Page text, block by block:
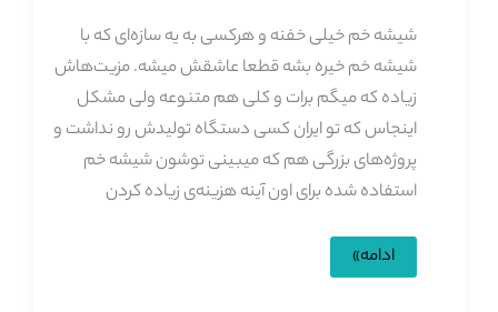
شیشه خم خیلی خفنه و هرکسی به یه سازه‌ای که با
شیشه خم خیره بشه قطعا عاشقش میشه. مزیت‌هاش
زیاده که میگم برات و کلی هم متنوعه ولی مشکل
اینجاس که تو ایران کسی دستگاه تولیدش رو نداشت و
پروژه‎‌های بزرگی هم که میبینی توشون شیشه خم
استفاده شده برای اون آینه هزینه‌ی زیاده کردن
کارخانه
شیشه
ادامه»